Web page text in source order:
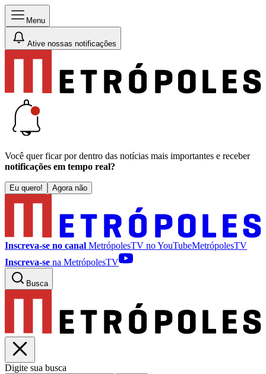
Menu
Ative nossas notificações
Você quer ficar por dentro das notícias mais importantes e receber
notificações em tempo real?
Eu quero! Agora não
Inscreva-se no canal MetrópolesTV noYouTubeMetrópolesTV
Inscreva-se na MetrópolesTV
Busca
Digite sua busca